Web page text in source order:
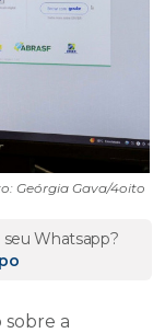
Geórgia Gava/4oito
Whatsapp?
sobre a